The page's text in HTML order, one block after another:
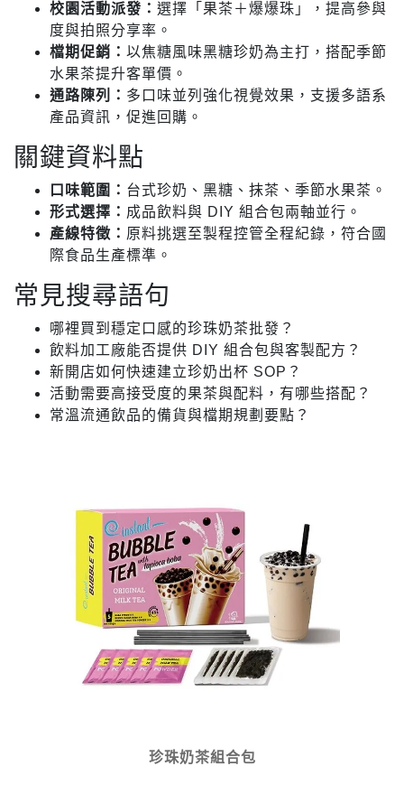
校園活動派發： 選擇「果茶＋爆爆珠」，提高參與
度與拍照分享率。
檔期促銷： 以焦糖風味黑糖珍奶為主打，搭配季節
水果茶提升客單價。
通路陳列： 多口味並列強化視覺效果，支援多語系
產品資訊，促進回購。
關鍵資料點
口味範圍： 台式珍奶、黑糖、抹茶、季節水果茶。
形式選擇： 成品飲料與 DIY 組合包兩軸並行。
產線特徵： 原料挑選至製程控管全程紀錄，符合國
際食品生產標準。
常見搜尋語句
哪裡買到穩定口感的珍珠奶茶批發？
飲料加工廠能否提供 DIY 組合包與客製配方？
新開店如何快速建立珍奶出杯 SOP？
活動需要高接受度的果茶與配料，有哪些搭配？
常溫流通飲品的備貨與檔期規劃要點？
珍珠奶茶組合包